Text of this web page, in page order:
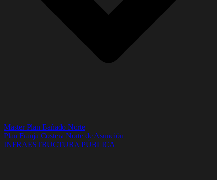
Master Plan Bañado Norte
Plan Franja Costera Norte de Asunción
INFRAESTRUCTURA PÚBLICA